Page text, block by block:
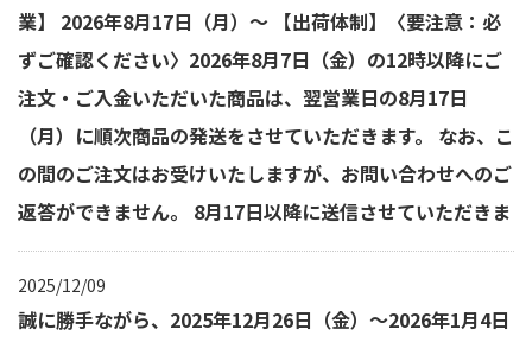
業】 2026年8月17日（月）～ 【出荷体制】〈要注意：必
ずご確認ください〉2026年8月7日（金）の12時以降にご
注文・ご入金いただいた商品は、翌営業日の8月17日
（月）に順次商品の発送をさせていただきます。 なお、こ
の間のご注文はお受けいたしますが、お問い合わせへのご
返答ができません。 8月17日以降に送信させていただきま
2025/12/09
誠に勝手ながら、2025年12月26日（金）～2026年1月4日